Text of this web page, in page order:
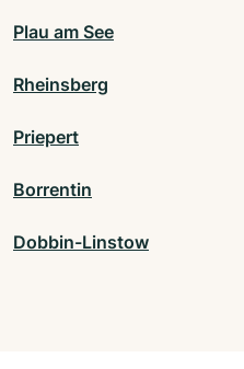
Plau am See
Rheinsberg
Priepert
Borrentin
Dobbin-Linstow